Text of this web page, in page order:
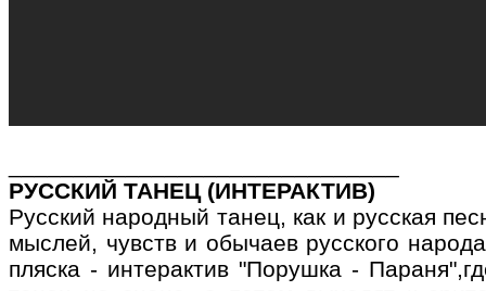
РУССКИЙ ТАНЕЦ (ИНТЕРАКТИВ)
Русский народный танец, как и русская
мыслей, чувств и обычаев русского
пляска - интерактив "Порушка -